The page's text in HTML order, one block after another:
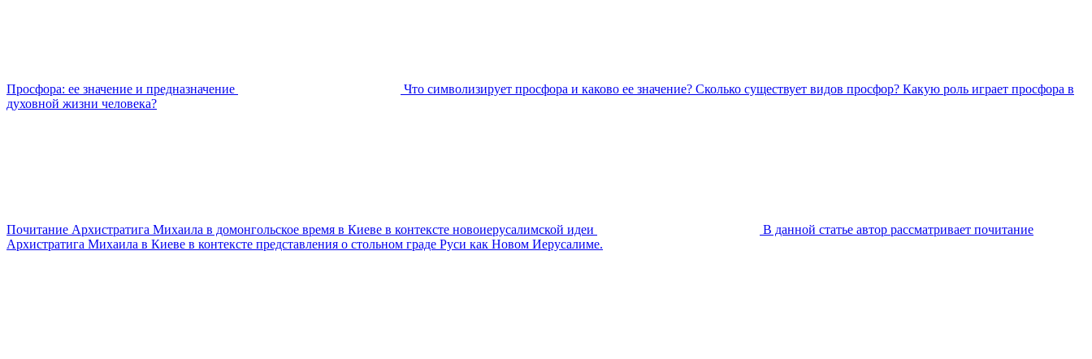
Просфора: ее значение и предназначение
Что символизирует просфора и каково ее значение? Сколько существует видов просфор? Какую роль играет просфора в
духовной жизни человека?
Почитание Архистратига Михаила в домонгольское время в Киеве в контексте новоиерусалимской идеи
В данной статье автор рассматривает почитание
Архистратига Михаила в Киеве в контексте представления о стольном граде Руси как Новом Иерусалиме.